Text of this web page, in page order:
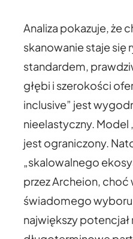
Analiza pokazuje, że
skanowanie staje się
standardem,
głębi i szerokości
inclusive” jest
nieelastyczny.
jest ograniczony.
„skalowalnego
przez Archeion,
świadomego
największy potencjał